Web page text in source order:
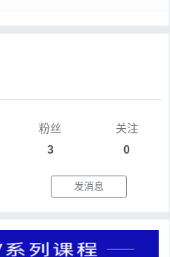
粉丝
3
关注
0
发消息